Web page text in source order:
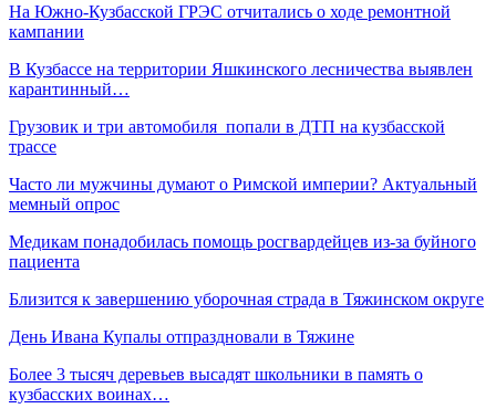
На Южно-Кузбасской ГРЭС отчитались о ходе ремонтной
кампании
В Кузбассе на территории Яшкинского лесничества выявлен
карантинный…
Грузовик и три автомобиля попали в ДТП на кузбасской
трассе
Часто ли мужчины думают о Римской империи? Актуальный
мемный опрос
Медикам понадобилась помощь росгвардейцев из-за буйного
пациента
Близится к завершению уборочная страда в Тяжинском округе
День Ивана Купалы отпраздновали в Тяжине
Более 3 тысяч деревьев высадят школьники в память о
кузбасских воинах…